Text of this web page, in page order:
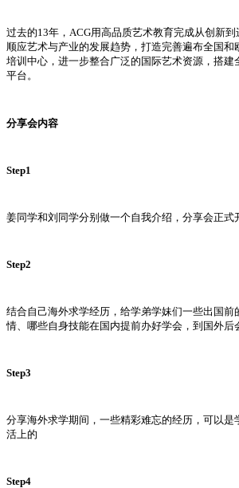
过去的13年，ACG用高品质艺术教育完成从创新
顺应艺术与产业的发展趋势，打造完善遍布全国和
培训中心，进一步整合广泛的国际艺术资源，搭建
平台。
分享会内容
Step1
姜同学和刘同学分别做一个自我介绍，分享会正式
Step2
结合自己海外求学经历，给学弟学妹们一些出国前
情、哪些自身技能在国内提前办好学会，到国外后
Step3
分享海外求学期间，一些精彩难忘的经历，可以是
活上的
Step4